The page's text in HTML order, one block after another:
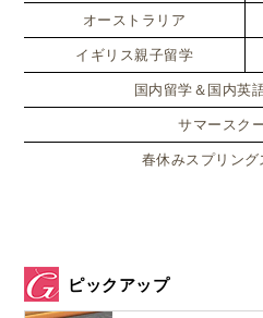
認します。
発音
イントネーション
リズム
もみますが、主人公に感情
その後は、読解から要約と、
いくのですが、この進み方
オーストラリア
イギリス親子留学
国内留学＆国内英
サマースク
春休みスプリン
ピックアップ